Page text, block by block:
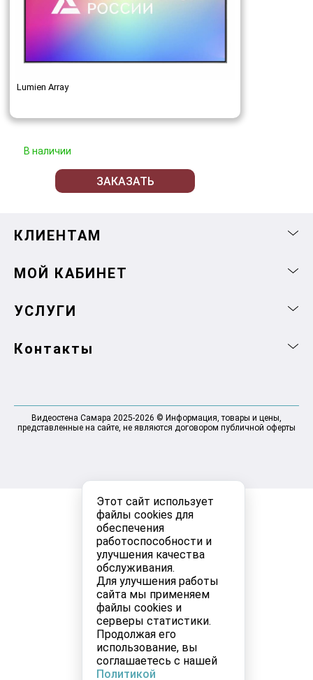
Этот сайт использует
файлы cookies для
обеспечения
работоспособности и
улучшения качества
обслуживания.
Для улучшения работы
сайта мы применяем
файлы cookies и
серверы статистики.
Продолжая его
использование, вы
соглашаетесь с нашей
Политикой
Lumien Array
В наличии
ЗАКАЗАТЬ
КЛИЕНТАМ
МОЙ КАБИНЕТ
УСЛУГИ
Контакты
Видеостена Самара 2025-2026 © Информация, товары и цены,
представленные на сайте, не являются договором публичной оферты